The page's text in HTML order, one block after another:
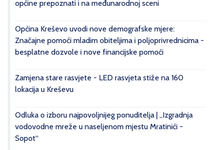
općine prepoznati i na međunarodnoj sceni
Općina Kreševo uvodi nove demografske mjere:
Značajne pomoći mladim obiteljima i poljoprivrednicima -
besplatne dozvole i nove financijske pomoći
Zamjena stare rasvjete - LED rasvjeta stiže na 160
lokacija u Kreševu
Odluka o izboru najpovoljnijeg ponuditelja | „Izgradnja
vodovodne mreže u naseljenom mjestu Mratinići -
Sopot“